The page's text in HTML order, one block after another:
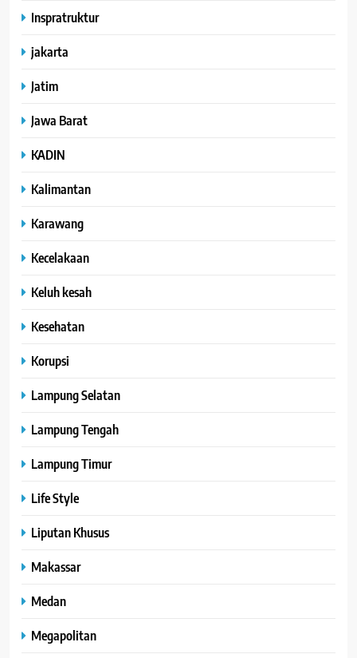
Inspratruktur
jakarta
Jatim
Jawa Barat
KADIN
Kalimantan
Karawang
Kecelakaan
Keluh kesah
Kesehatan
Korupsi
Lampung Selatan
Lampung Tengah
Lampung Timur
Life Style
Liputan Khusus
Makassar
Medan
Megapolitan